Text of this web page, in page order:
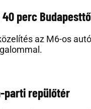
40 perc
az M6-os
parti repülőtér